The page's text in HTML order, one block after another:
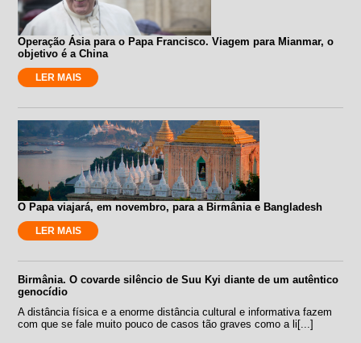
Operação Ásia para o Papa Francisco. Viagem para Mianmar, o
objetivo é a China
LER MAIS
O Papa viajará, em novembro, para a Birmânia e Bangladesh
LER MAIS
Birmânia. O covarde silêncio de Suu Kyi diante de um autêntico
genocídio
A distância física e a enorme distância cultural e informativa fazem
com que se fale muito pouco de casos tão graves como a li[...]